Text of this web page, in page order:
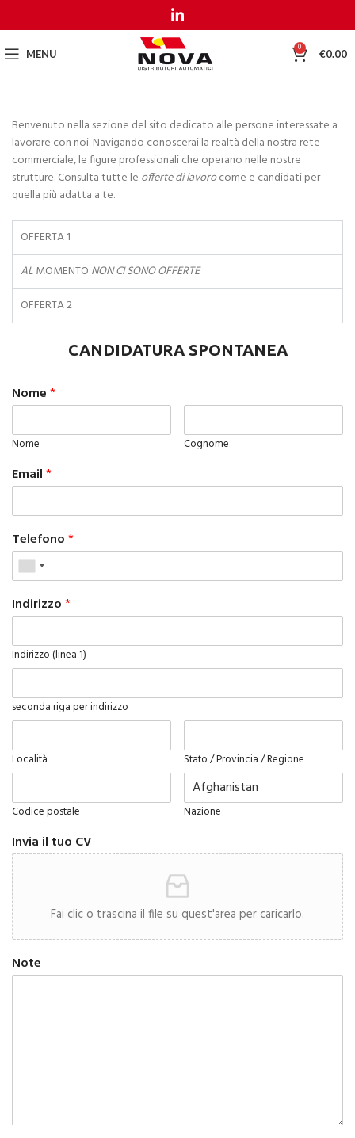
MENU 0 €0.00
Benvenuto nella sezione del sito dedicato alle persone interessate a
lavorare con noi. Navigando conoscerai la realtà della nostra rete
commerciale, le figure professionali che operano nelle nostre
strutture. Consulta tutte le offerte di lavorocome e candidati per
quella più adatta a te.
OFFERTA 1
ALMOMENTO NON CI SONO OFFERTE
OFFERTA 2
CANDIDATURA SPONTANEA
Nome*
Nome Cognome
Email*
Telefono*
Indirizzo*
Indirizzo (linea 1)
seconda riga per indirizzo
Località Stato / Provincia / Regione
Codice postale Nazione
Invia il tuo CV
Fai clic o trascina il file su quest'area per caricarlo.
Note
MENU
MENU